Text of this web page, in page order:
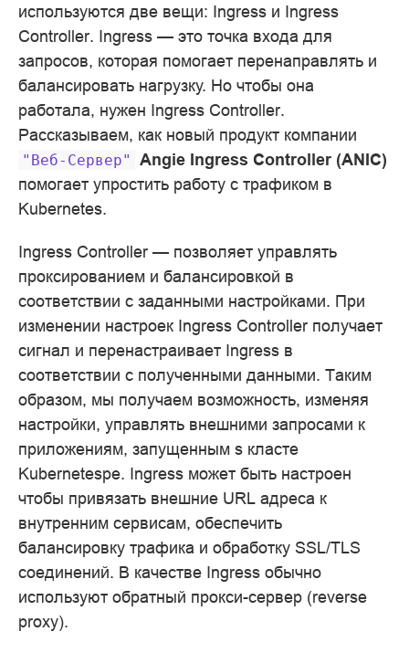
используются две вещи: Ingress и Ingress
Controller. Ingress — это точка входа для
запросов, которая помогает перенаправлять и
балансировать нагрузку. Но чтобы она
работала, нужен Ingress Controller.
Рассказываем, как новый продукт компании
"Веб-Сервер"
Angie Ingress Controller (ANIC)
помогает упростить работу с трафиком в
Kubernetes.
Ingress Controller — позволяет управлять
проксированием и балансировкой в
соответствии с заданными настройками. При
изменении настроек Ingress Controller получает
сигнал и перенастраивает Ingress в
соответствии с полученными данными. Таким
образом, мы получаем возможность, изменяя
настройки, управлять внешними запросами к
приложениям, запущенным s класте
Kubernetesре. Ingress может быть настроен
чтобы привязать внешние URL адреса к
внутренним сервисам, обеспечить
балансировку трафика и обработку SSL/TLS
соединений. В качестве Ingress обычно
используют обратный прокси-сервер (reverse
proxy).